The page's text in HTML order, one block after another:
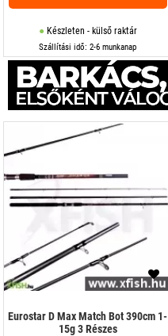
Készleten - külső raktár
Szállítási idő: 2-6 munkanap
Eurostar D Max Match Bot 390cm 1-
15g 3 Részes